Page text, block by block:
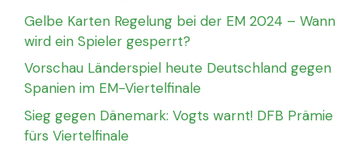
Gelbe Karten Regelung bei der EM 2024 – Wann
wird ein Spieler gesperrt?
Vorschau Länderspiel heute Deutschland gegen
Spanien im EM-Viertelfinale
Sieg gegen Dänemark: Vogts warnt! DFB Prämie
fürs Viertelfinale